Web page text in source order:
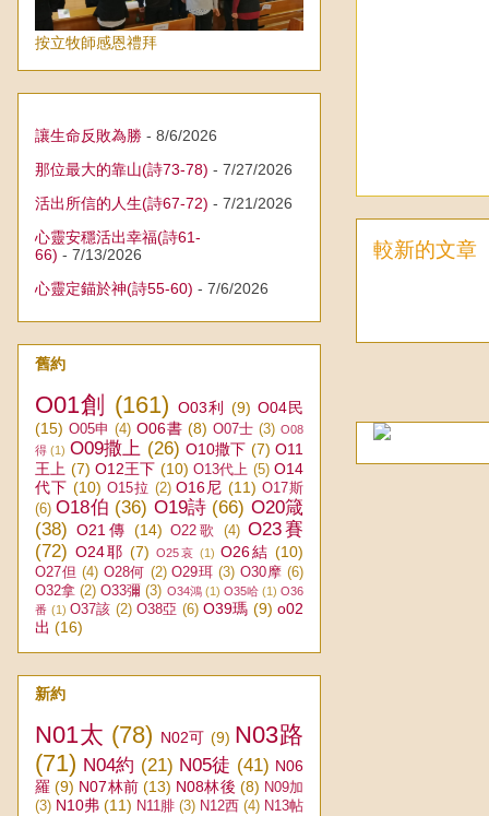
較新的文章
按立牧師感恩禮拜
讓生命反敗為勝 - 8/6/2026
那位最大的靠山(詩73-78) - 7/27/2026
活出所信的人生(詩67-72) - 7/21/2026
心靈安穩活出幸福(詩61-
66) - 7/13/2026
心靈定錨於神(詩55-60) - 7/6/2026
舊約
O01創 (161) O03利 (9) O04民
(15) O05申 (4) O06書 (8) O07士 (3) O08
得 (1) O09撒上 (26) O10撒下 (7) O11
王上 (7) O12王下 (10) O13代上 (5) O14
代下 (10) O15拉 (2) O16尼 (11) O17斯
(6) O18伯 (36) O19詩 (66) O20箴
(38) O21傳 (14) O22歌 (4) O23賽
(72) O24耶 (7) O25哀 (1) O26結 (10)
O27但 (4) O28何 (2) O29珥 (3) O30摩 (6)
O32拿 (2) O33彌 (3) O34鴻 (1) O35哈 (1) O36
番 (1) O37該 (2) O38亞 (6) O39瑪 (9) o02
出 (16)
新約
N01太 (78) N02可 (9) N03路
(71) N04約 (21) N05徒 (41) N06
羅 (9) N07林前 (13) N08林後 (8) N09加
(3) N10弗 (11) N11腓 (3) N12西 (4) N13帖